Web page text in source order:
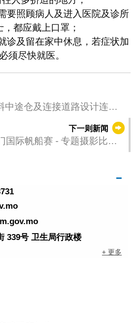
要照顾病人及进入医院及诊所
，都应戴上口罩；
诊及留在家中休息，若症状加
须尽快就医。
中途仓及连接道路设计连建
下一则新闻
国际帆船赛 - 专题摄影比
339号 卫生局行政楼
+ 更多